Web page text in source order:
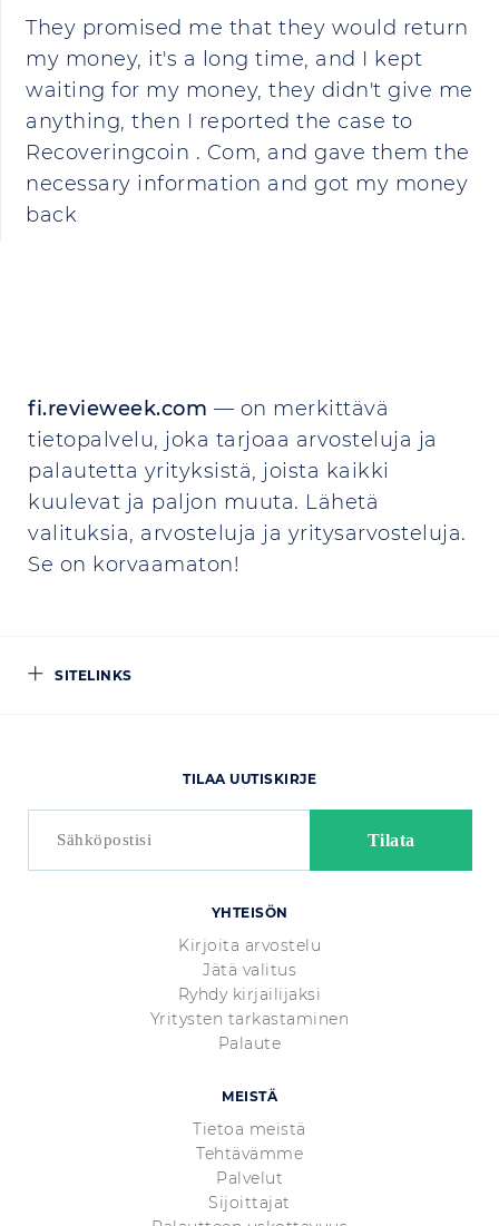
They promised me that they would return
my money, it's a long time, and I kept
waiting for my money, they didn't give me
anything, then I reported the case to
Recoveringcoin . Com, and gave them the
necessary information and got my money
back
fi.revieweek.com — on merkittävä
tietopalvelu, joka tarjoaa arvosteluja ja
palautetta yrityksistä, joista kaikki
kuulevat ja paljon muuta. Lähetä
valituksia, arvosteluja ja yritysarvosteluja.
Se on korvaamaton!
SITELINKS
YHTEISÖN
Kirjoita arvostelu
Jätä valitus
Ryhdy kirjailijaksi
Yritysten tarkastaminen
Palaute
MEISTÄ
Tietoa meistä
Tehtävämme
Palvelut
Sijoittajat
TILAA UUTISKIRJE